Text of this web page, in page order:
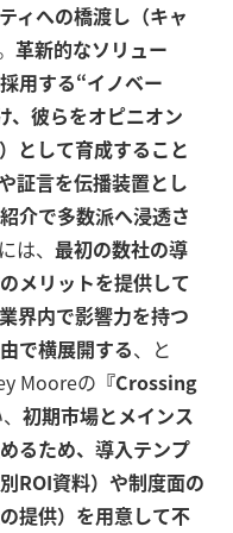
ィへの橋渡し（キャ
革新的なソリュー
用する“イノベー
、彼らをオピニオン
として育成すること
証言を伝播装置とし
介で多数派へ浸透さ
は、 最初の数社の導
メリットを提供して
界内で影響力を持つ
で横展開する、と
Mooreの 『Crossing
初期市場とメインス
るため、導入テンプ
ROI資料）や制度面の
提供）を用意して不